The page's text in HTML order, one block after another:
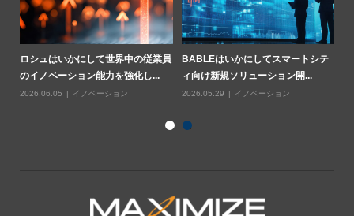
ロシュはいかにして世界中の従業員
のイノベーション能力を強化し...
2026.06.05 イノベーション
BABLEはいかにしてスマートシテ
ィ向け新規ソリューション開...
2026.05.29 イノベーション